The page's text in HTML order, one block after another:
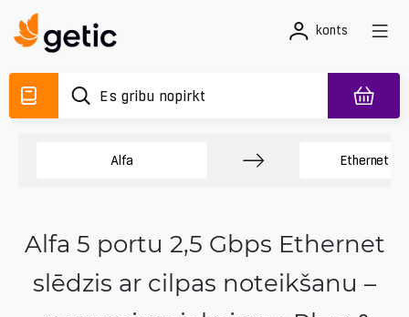
konts
Alfa Ethernet
Alfa 5 portu 2,5 Gbps Ethernet
slēdzis ar cilpas noteikšanu –